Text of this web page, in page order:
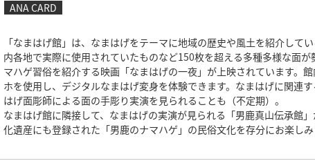
ANA CARD
「なまはげ館」は、なまはげをテーマに地域の歴史や風土を紹介して
内各地で実際に使用されていたものなど150枚を超える多種多様な面
マハゲ習俗を紹介する映画「なまはげの一夜」が上映されています。
ホを使用し、デジタルなまはげ変身を体験できます。なまはげに関連
はげ面彫師による面の手彫り実演を見られることも（不定期）。
なまはげ館に隣接して、なまはげの実演が見られる「男鹿真山伝承館
化遺産にも登録された「男鹿のナマハゲ」の民俗文化を存分にお楽しみ